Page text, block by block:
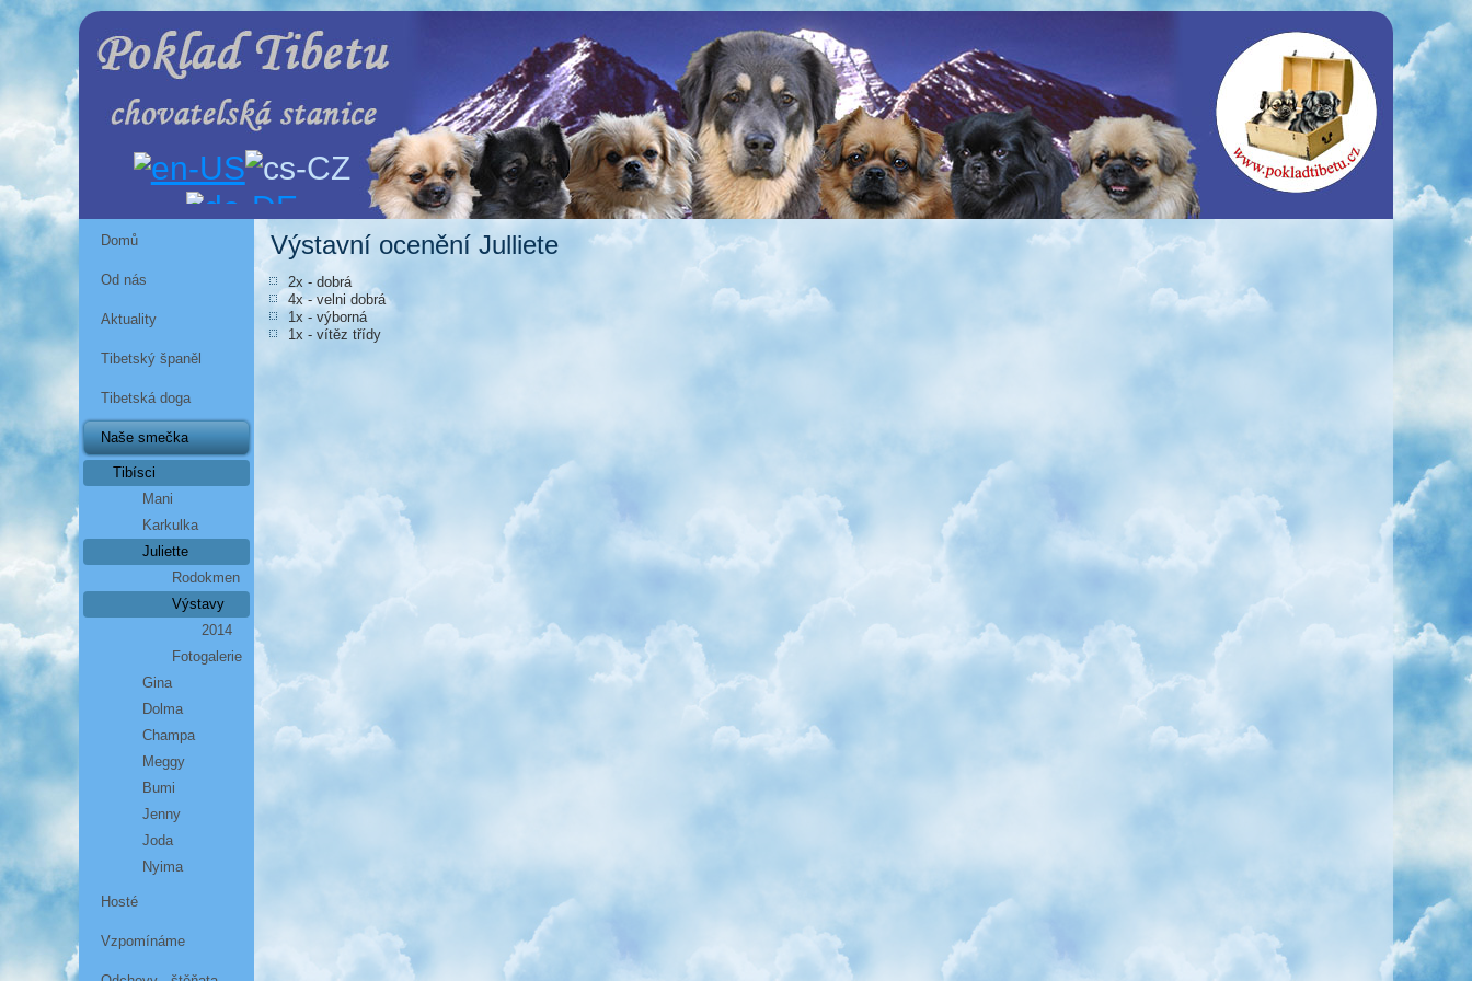
Domů
Od nás
Aktuality
Tibetský španěl
Tibetská doga
Naše smečka
Tibísci
Mani
Karkulka
Juliette
Rodokmen
Výstavy
2014
Fotogalerie
Gina
Dolma
Champa
Meggy
Bumi
Jenny
Joda
Nyima
Hosté
Vzpomínáme
Výstavní ocenění Julliete
2x - dobrá
4x - velni dobrá
1x - výborná
1x - vítěz třídy